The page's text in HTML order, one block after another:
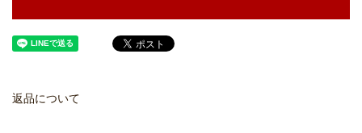
返品について